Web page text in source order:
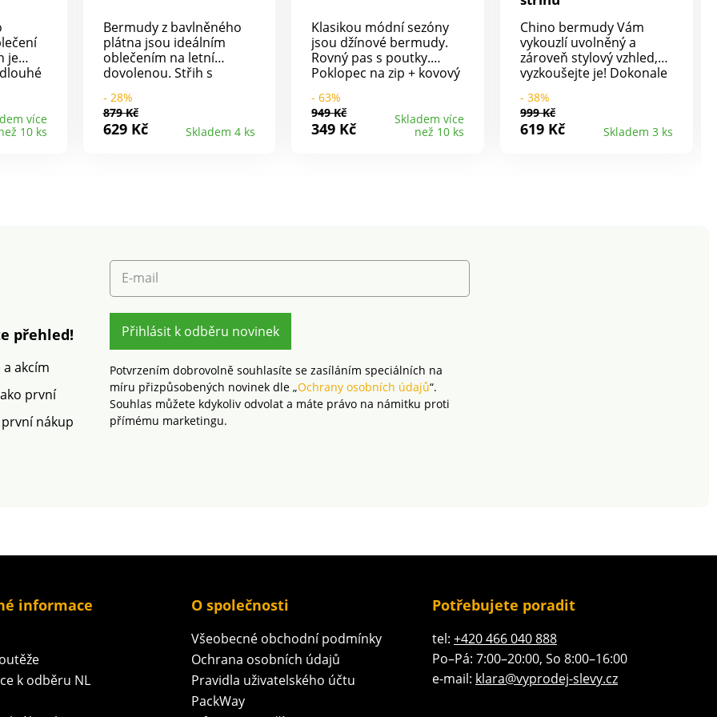
je
kapsy
více
10 ks
Bermudy z bavlněného
plátna jsou ideálním
oblečením na letní
dovolenou. Střih s
pohodlný a praktický.
Plochý pásek s poutky.
Vpředu zapínání na zip a
- 28%
879 Kč
629 Kč Skladem 4 ks
Klasikou módní sezóny
jsou džínové bermudy.
Rovný pas s poutky.
Poklopec na zip + kovový
prošití. 2 zakulacené
kapsy + 1 kapsička
vpředu. Vzadu zvýšený
- 63%
949 Kč
349 Kč
Skladem více
než 10 ks
Chino bermudy Vám
vykouzlí uvolněný a
zároveň stylový vzhled,
vyzkoušejte je! Dokonale
pružného plátna. Vnitřek
pasu ze šambré. Rovný
moderní střih. V pase
- 38%
999 Kč
619 Kč Skladem 3 ks
přehled!
akcím
první
nákup
E-mail
Přihlásit k odběru novinek
Potvrzením dobrovolně souhlasíte se zasíláním speciálních na
míru přizpůsobených novinek dle „Ochrany osobních údajů“.
Souhlas můžete kdykoliv odvolat a máte právo na námitku proti
přímému marketingu.
informace
k odběru NL
O společnosti
Všeobecné obchodní podmínky
Ochrana osobních údajů
Pravidla uživatelského účtu
PackWay
Potřebujete poradit
tel: +420 466 040 888
Po–Pá: 7:00–20:00, So 8:00–16:00
e-mail: klara@vyprodej-slevy.cz